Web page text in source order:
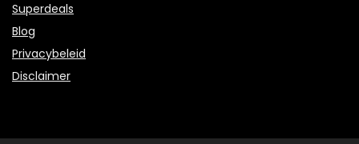
Superdeals
Blog
Privacybeleid
Disclaimer